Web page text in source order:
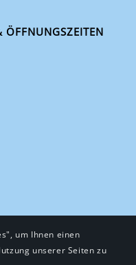
ÖFFNUNGSZEITEN
um Ihnen einen
unserer Seiten zu